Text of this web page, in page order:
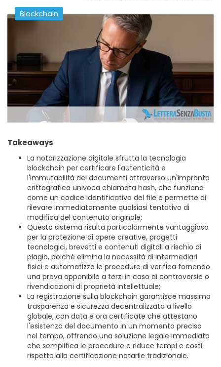
Blockchain
Takeaways
La notarizzazione digitale sfrutta la tecnologia
blockchain per certificare l'autenticità e
l'immutabilità dei documenti attraverso un'impronta
crittografica univoca chiamata hash, che funziona
come un codice identificativo del file e permette di
rilevare immediatamente qualsiasi tentativo di
modifica del contenuto originale;
Questo sistema risulta particolarmente vantaggioso
per la protezione di opere creative, progetti
tecnologici, brevetti e contenuti digitali a rischio di
plagio, poiché elimina la necessità di intermediari
fisici e automatizza le procedure di verifica fornendo
una prova opponibile a terzi in caso di controversie o
rivendicazioni di proprietà intellettuale;
La registrazione sulla blockchain garantisce massima
trasparenza e sicurezza decentralizzata a livello
globale, con data e ora certificate che attestano
l'esistenza del documento in un momento preciso
nel tempo, offrendo una soluzione legale immediata
che semplifica le procedure e riduce tempi e costi
rispetto alla certificazione notarile tradizionale.